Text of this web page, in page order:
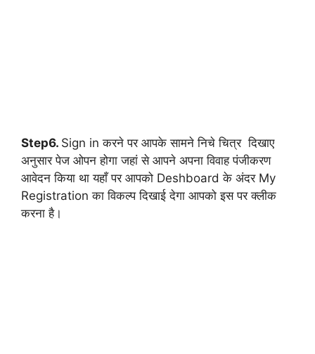
Step6. Sign in करने पर आपके सामने निचे चित्र दिखाए
अनुसार पेज ओपन होगा जहां से आपने अपना विवाह पंजीकरण
आवेदन किया था यहाँ पर आपको Deshboard के अंदर My
Registration का विकल्प दिखाई देगा आपको इस पर क्लीक
करना है।